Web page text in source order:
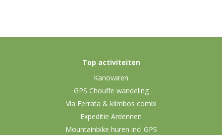
Top activiteiten
Kanovaren
GPS Chouffe wandeling
Via Ferrata & klimbos combi
Expeditie Ardennen
Mountainbike huren incl GPS